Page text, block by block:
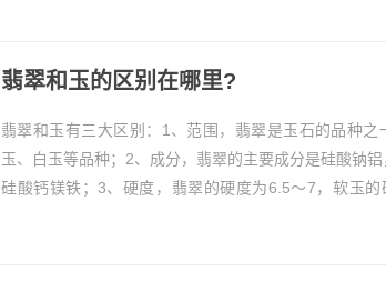
翡翠和玉的区别在哪里?
翡翠和玉有三大区别：1、范围，翡翠是玉石的品种之
玉、白玉等品种；2、成分，翡翠的主要成分是硅酸钠
硅酸钙镁铁；3、硬度，翡翠的硬度为6.5～7，软玉的